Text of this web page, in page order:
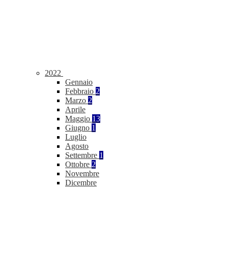
2022
Gennaio
Febbraio 2
Marzo 2
Aprile
Maggio 13
Giugno 1
Luglio
Agosto
Settembre 1
Ottobre 2
Novembre
Dicembre